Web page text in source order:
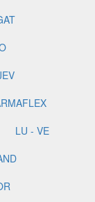
LU - VE